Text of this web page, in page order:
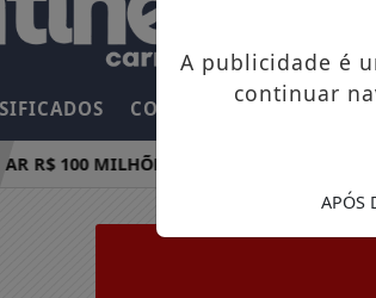
COLUNAS EMPREGOS
R$ 100 MILHÕES NESTE DOMINGO
A publicidade é
continuar
APÓS